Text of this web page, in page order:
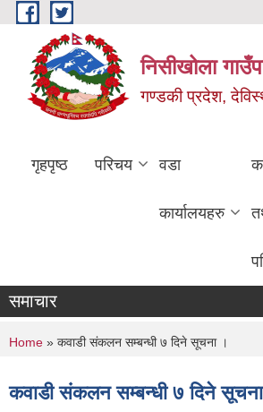
Skip to main content
निसीखोला
गण्डकी प्रदेश,
गृहपृष्ठ परिचय वडा
कार्यालयहरु
समाचार
You are here
Home » कवाडी संकलन सम्बन्धी ७ ‍दिने सूचना ।
कवाडी संकलन सम्बन्धी ७ ‍दिने